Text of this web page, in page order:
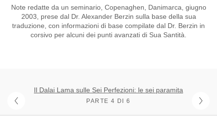
Note redatte da un seminario, Copenaghen, Danimarca, giugno
2003, prese dal Dr. Alexander Berzin sulla base della sua
traduzione, con informazioni di base compilate dal Dr. Berzin in
corsivo per alcuni dei punti avanzati di Sua Santità.
Il Dalai Lama sulle Sei Perfezioni: le sei paramita
PARTE 4 DI 6